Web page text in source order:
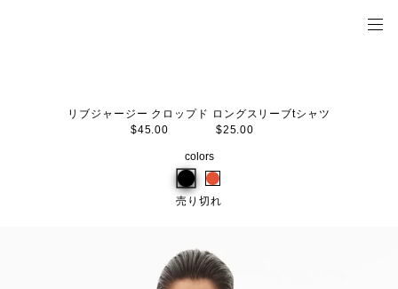
リブジャージー クロップド ロングスリーブtシャツ
$45.00
$25.00
colors
売り切れ